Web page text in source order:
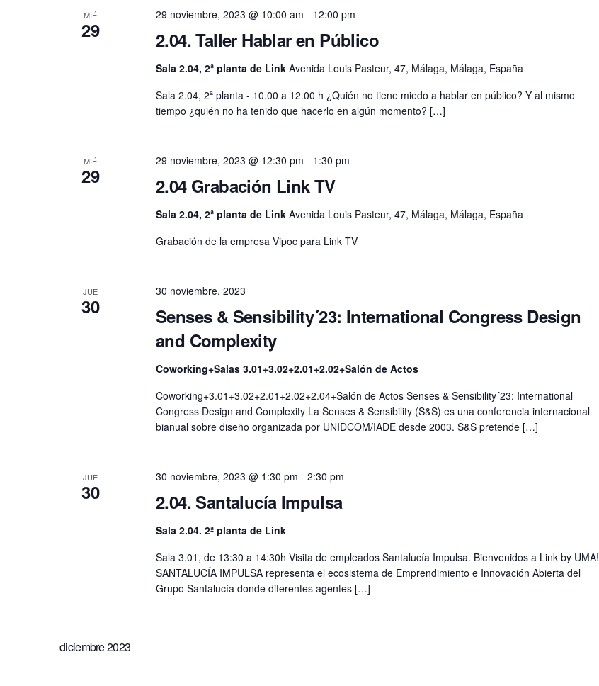
MIÉ
29 2.04. Taller Hablar en Público
29 noviembre, 2023 @ 10:00 am - 12:00 pm
Sala 2.04, 2ª planta de Link Avenida Louis Pasteur, 47, Málaga, Málaga, España
Sala 2.04, 2ª planta - 10.00 a 12.00 h ¿Quién no tiene miedo a hablar en público? Y al mismo
tiempo ¿quién no ha tenido que hacerlo en algún momento? […]
MIÉ
29 2.04 Grabación Link TV
29 noviembre, 2023 @ 12:30 pm - 1:30 pm
Sala 2.04, 2ª planta de Link Avenida Louis Pasteur, 47, Málaga, Málaga, España
Grabación de la empresa Vipoc para Link TV
JUE
30
Senses & Sensibility´23: International Congress Design
and Complexity
30 noviembre, 2023
Coworking+Salas 3.01+3.02+2.01+2.02+Salón de Actos
Coworking+3.01+3.02+2.01+2.02+2.04+Salón de Actos Senses & Sensibility´23: International
Congress Design and Complexity La Senses & Sensibility (S&S) es una conferencia internacional
bianual sobre diseño organizada por UNIDCOM/IADE desde 2003. S&S pretende […]
JUE
30 2.04. Santalucía Impulsa
30 noviembre, 2023 @ 1:30 pm - 2:30 pm
Sala 2.04. 2ª planta de Link
Sala 3.01, de 13:30 a 14:30h Visita de empleados Santalucía Impulsa. Bienvenidos a Link by UMA!
SANTALUCÍA IMPULSA representa el ecosistema de Emprendimiento e Innovación Abierta del
Grupo Santalucía donde diferentes agentes […]
diciembre 2023